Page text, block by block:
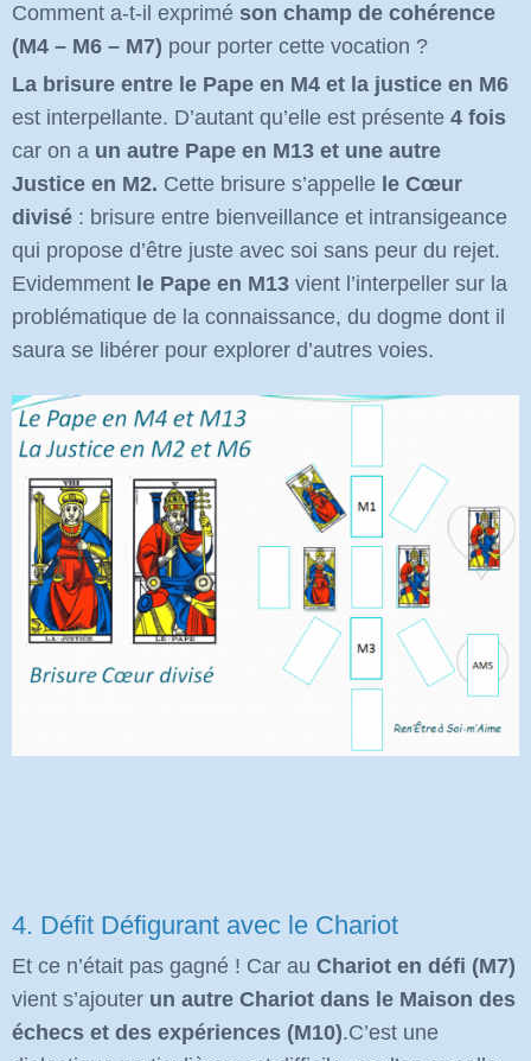
Comment a-t-il exprimé son champ de cohérence
(M4 – M6 – M7) pour porter cette vocation ?
La brisure entre le Pape en M4 et la justice en M6
est interpellante. D’autant qu’elle est présente 4 fois
car on a un autre Pape en M13 et une autre
Justice en M2. Cette brisure s’appelle le Cœur
divisé : brisure entre bienveillance et intransigeance
qui propose d’être juste avec soi sans peur du rejet.
Evidemment le Pape en M13 vient l’interpeller sur la
problématique de la connaissance, du dogme dont il
saura se libérer pour explorer d’autres voies.
4. Défit Défigurant avec le Chariot
Et ce n’était pas gagné ! Car au Chariot en défi (M7)
vient s’ajouter un autre Chariot dans le Maison des
échecs et des expériences (M10).C’est une